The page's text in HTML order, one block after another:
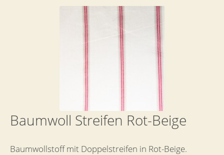
Baumwoll Streifen Rot-Beige
Baumwollstoff mit Doppelstreifen in Rot-Beige.